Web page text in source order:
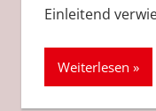
Einleitend
Weiterlesen